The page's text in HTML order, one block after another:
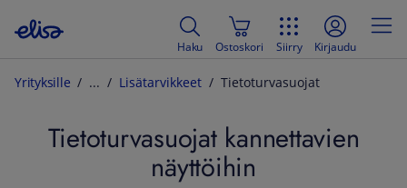
Haku Ostoskori Siirry Kirjaudu
Yrityksille Lisätarvikkeet Tietoturvasuojat
Tietoturvasuojat kannettavien
näyttöihin